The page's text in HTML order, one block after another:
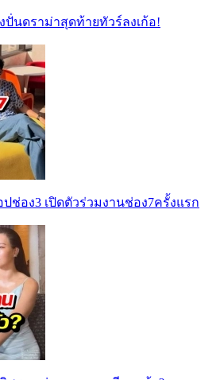
นดราม่าสุดท้ายทัวร์ลงเก้อ!
ช่อง3 เปิดตัวร่วมงานช่อง7ครั้งแรก